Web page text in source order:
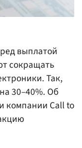
выплатой
сокращать
Так,
30–40%. Об
компании Call to